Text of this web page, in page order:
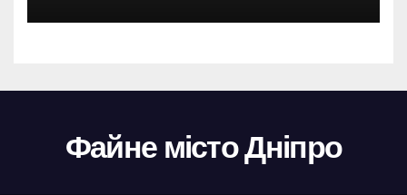
Файне місто Дніпро